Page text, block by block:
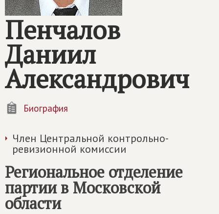
Пенчалов
Даниил
Александрович
Биография
Член Центральной контрольно-
ревизионной комиссии
Региональное отделение
партии в Московской
области